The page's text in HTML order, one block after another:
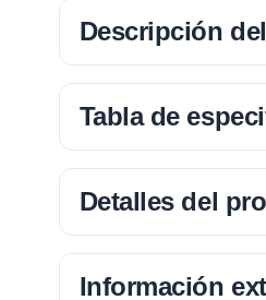
Descripción
Tabla de
Detalles del
Información